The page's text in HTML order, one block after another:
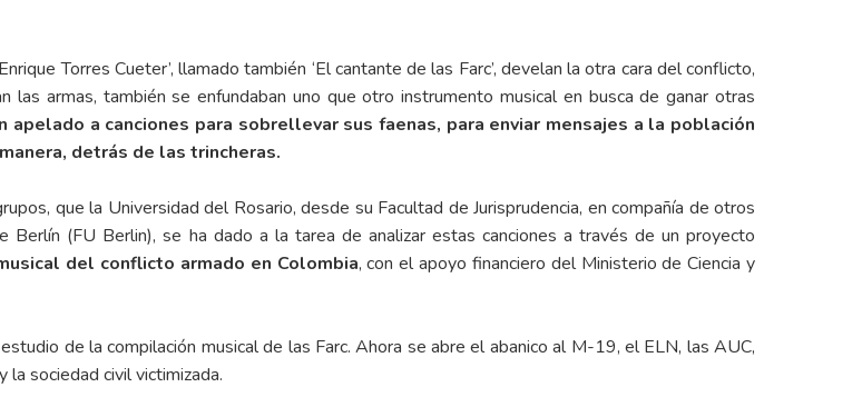
Torres Cueter’, llamado también ‘El cantante de las Farc’, develan la otra cara del conflicto,
las armas, también se enfundaban uno que otro instrumento musical en busca de ganar otras
a canciones para sobrellevar sus faenas, para enviar mensajes a la población
detrás de las trincheras.
que la Universidad del Rosario, desde su Facultad de Jurisprudencia, en compañía de otros
(FU Berlin), se ha dado a la tarea de analizar estas canciones a través de un proyecto
del conflicto armado en Colombia, con el apoyo financiero del Ministerio de Ciencia y
de la compilación musical de las Farc. Ahora se abre el abanico al M-19, el ELN, las AUC,
la sociedad civil victimizada.